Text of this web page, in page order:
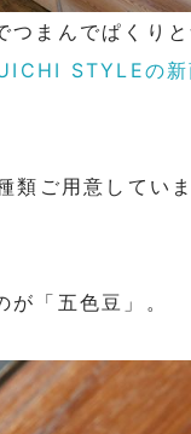
つまんでぱくり
STYLEの新
類ご用意してい
「五色豆」。